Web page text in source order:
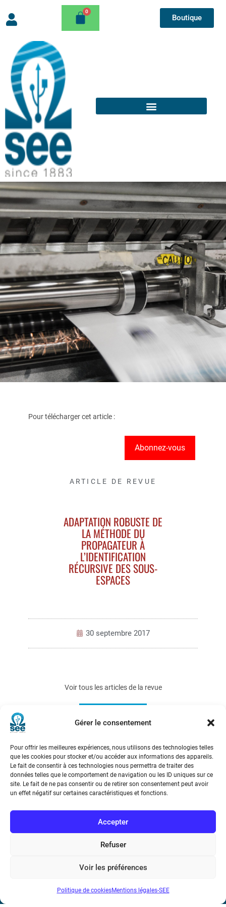
Gérer le consentement
Pour offrir les meilleures expériences, nous utilisons des technologies telles
que les cookies pour stocker et/ou accéder aux informations des appareils.
Le fait de consentir à ces technologies nous permettra de traiter des
données telles que le comportement de navigation ou les ID uniques sur ce
site. Le fait de ne pas consentir ou de retirer son consentement peut avoir
un effet négatif sur certaines caractéristiques et fonctions.
Accepter
Refuser
Voir les préférences
Politique de cookiesMentions légales-SEE
Boutique
Pour télécharger cet article :
Abonnez-vous
ARTICLE DE REVUE
ADAPTATION ROBUSTE DE
LA MÉTHODE DU
PROPAGATEUR À
L’IDENTIFICATION R
ÉCURSIVE DES SOUS-E
SPACES
30 septembre 2017
Voir tous les articles de la revue